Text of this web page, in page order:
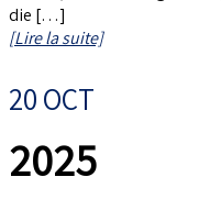
die […]
[Lire la suite]
20 OCT
2025